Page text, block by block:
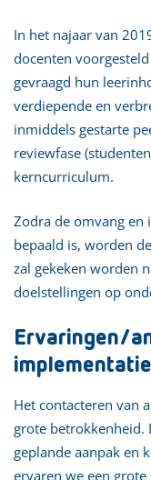
In het najaar van
docenten
gevraagd hun
verdiepende en
inmiddels gestarte
reviewfase
kerncurriculum.
Zodra de omvang
bepaald is, worden
zal gekeken worden
doelstellingen op
Ervaringen/
Het contacteren van
grote betrokkenheid.
geplande aanpak en
ervaren we een